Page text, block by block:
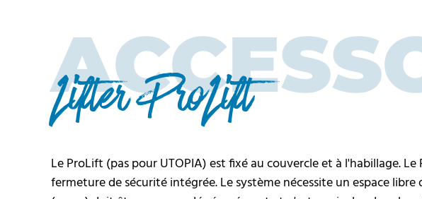
Lifter ProLift
Le ProLift (pas pour UTOPIA) est fixé au couvercle et à l'habillage.
fermeture de sécurité intégrée. Le système nécessite un espace libre